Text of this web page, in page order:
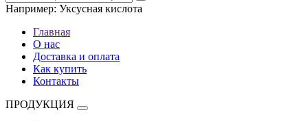
Например: Уксусная кислота
Главная
О нас
Доставка и оплата
Как купить
Контакты
ПРОДУКЦИЯ